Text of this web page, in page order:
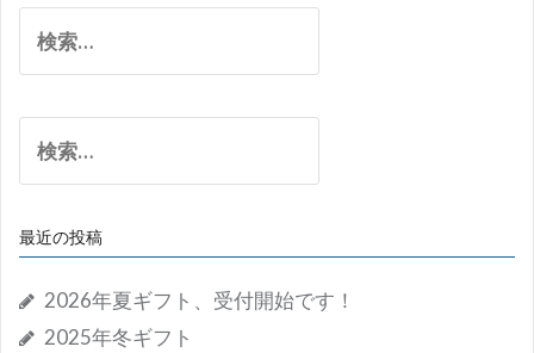
イ
ブ
索:
索:
最近の投稿
2026年夏ギフト、受付開始です！
2025年冬ギフト